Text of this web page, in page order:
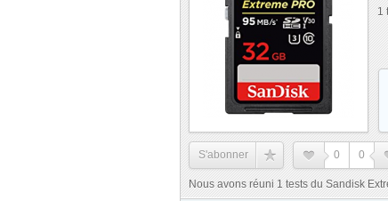
1
S'abonner 0 0
Nous avons réuni 1 tests du Sandisk